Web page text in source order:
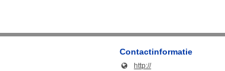
Contactinformatie
http://